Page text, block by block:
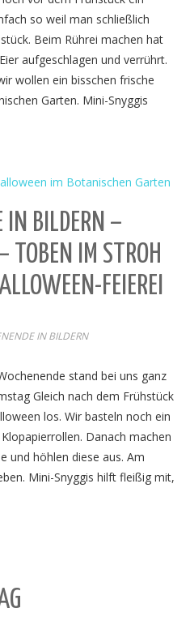
so weil man schließlich
Beim Rührei machen hat
aufgeschlagen und verrührt.
wollen ein bisschen frische
Garten. Mini-Snyggis
IN BILDERN –
IM STROH
FEIEREI
IN BILDERN
stand bei uns ganz
Gleich nach dem Frühstück
los. Wir basteln noch ein
Danach machen
und höhlen diese aus. Am
Mini-Snyggis hilft fleißig mit,